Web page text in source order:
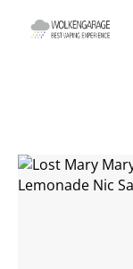
Zum Hauptinhalt
Bildergalerie